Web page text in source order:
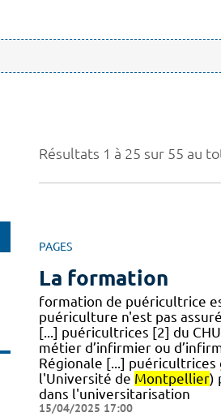
Résultats 1 à 25 sur 55 au
PAGES
La formation
formation de puéricultrice
puériculture n'est pas
[...] puéricultrices [2] du
métier d’infirmier ou
Régionale [...] puéricultrices
l'Université de Montpellier)
dans l'universitarisation
15/04/2025 17:00